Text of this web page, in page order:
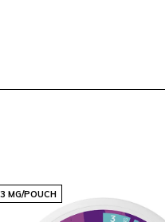
solo cumplen, sino que
y calidad en cada
3 MG/POUCH